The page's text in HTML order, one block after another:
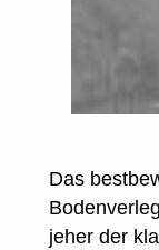
Das
jeher der